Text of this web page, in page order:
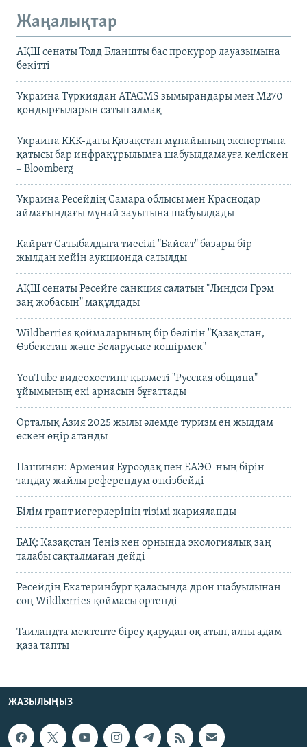
Жаңалықтар
АҚШ сенаты Тодд Бланшты бас прокурор лауазымына
бекітті
Украина Түркиядан ATACMS зымырандары мен M270
қондырғыларын сатып алмақ
Украина КҚК-дағы Қазақстан мұнайының экспортына
қатысы бар инфрақұрылымға шабуылдамауға келіскен
– Bloomberg
Украина Ресейдің Самара облысы мен Краснодар
аймағындағы мұнай зауытына шабуылдады
Қайрат Сатыбалдыға тиесілі "Байсат" базары бір
жылдан кейін аукционда сатылды
АҚШ сенаты Ресейге санкция салатын "Линдси Грэм
заң жобасын" мақұлдады
Wildberries қоймаларының бір бөлігін "Қазақстан,
Өзбекстан және Беларуське көшірмек"
YouTube видеохостинг қызметі "Русская община"
ұйымының екі арнасын бұғаттады
Орталық Азия 2025 жылы әлемде туризм ең жылдам
өскен өңір атанды
Пашинян: Армения Еуроодақ пен ЕАЭО-ның бірін
таңдау жайлы референдум өткізбейді
Білім грант иегерлерінің тізімі жарияланды
БАҚ: Қазақстан Теңіз кен орнында экологиялық заң
талабы сақталмаған дейді
Ресейдің Екатеринбург қаласында дрон шабуылынан
соң Wildberries қоймасы өртенді
Таиландта мектепте біреу қарудан оқ атып, алты адам
қаза тапты
ЖАЗЫЛЫҢЫЗ